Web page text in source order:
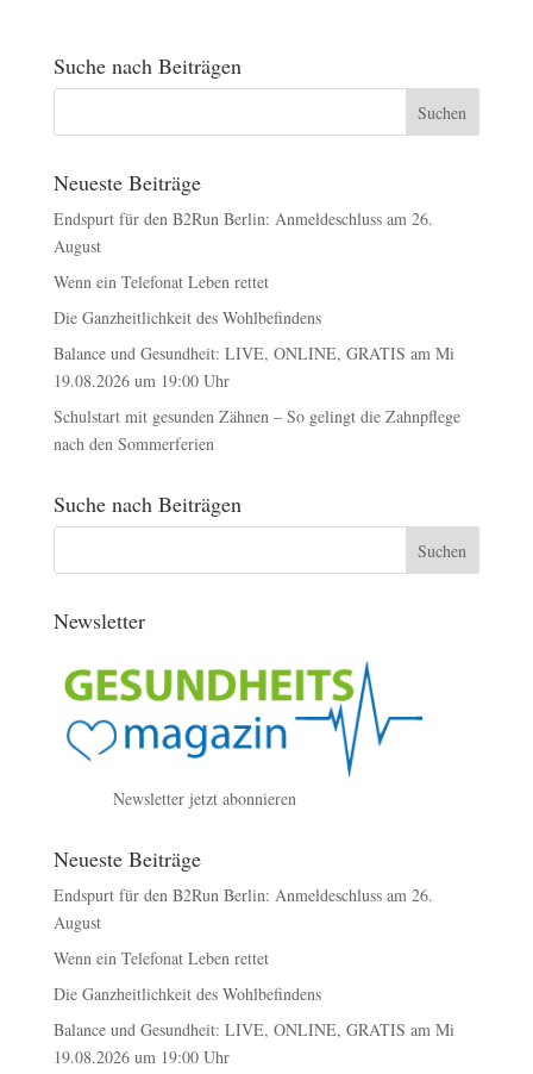
Suche nach Beiträgen
Neueste Beiträge
Endspurt für den B2Run Berlin: Anmeldeschluss am 26.
August
Wenn ein Telefonat Leben rettet
Die Ganzheitlichkeit des Wohlbefindens
Balance und Gesundheit: LIVE, ONLINE, GRATIS am Mi
19.08.2026 um 19:00 Uhr
Schulstart mit gesunden Zähnen – So gelingt die Zahnpflege
nach den Sommerferien
Suche nach Beiträgen
Newsletter
Newsletter jetzt abonnieren
Neueste Beiträge
Endspurt für den B2Run Berlin: Anmeldeschluss am 26.
August
Wenn ein Telefonat Leben rettet
Die Ganzheitlichkeit des Wohlbefindens
Balance und Gesundheit: LIVE, ONLINE, GRATIS am Mi
19.08.2026 um 19:00 Uhr